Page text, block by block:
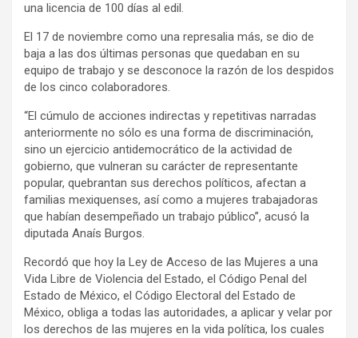
una licencia de 100 días al edil.
El 17 de noviembre como una represalia más, se dio de
baja a las dos últimas personas que quedaban en su
equipo de trabajo y se desconoce la razón de los despidos
de los cinco colaboradores.
“El cúmulo de acciones indirectas y repetitivas narradas
anteriormente no sólo es una forma de discriminación,
sino un ejercicio antidemocrático de la actividad de
gobierno, que vulneran su carácter de representante
popular, quebrantan sus derechos políticos, afectan a
familias mexiquenses, así como a mujeres trabajadoras
que habían desempeñado un trabajo público”, acusó la
diputada Anaís Burgos.
Recordó que hoy la Ley de Acceso de las Mujeres a una
Vida Libre de Violencia del Estado, el Código Penal del
Estado de México, el Código Electoral del Estado de
México, obliga a todas las autoridades, a aplicar y velar por
los derechos de las mujeres en la vida política, los cuales